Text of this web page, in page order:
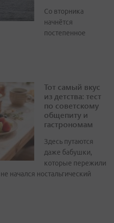
Со вторника
начнётся
постепенное
Тот самый вкус
из детства: тест
по советскому
общепиту и
гастрономам
Здесь путаются
даже бабушки,
которые пережили
начался ностальгический